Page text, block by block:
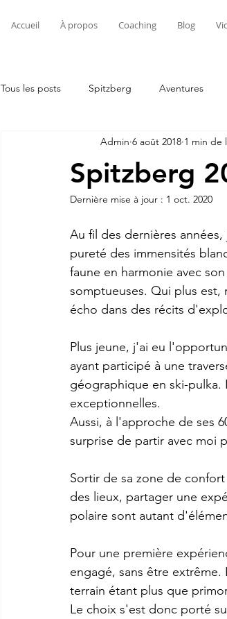
Accueil À propos Coaching Blog
Tous les posts Spitzberg Aventures
Spitzberg
Admin 6 août 2018 1 min de
Dernière mise à jour : 1 oct. 2020
Au fil des dernières
pureté des immensités
faune en harmonie avec
somptueuses. Qui plus
écho dans des récits
Plus jeune, j'ai eu
ayant participé à une
géographique en ski-pulka.
exceptionnelles.
Aussi, à l'approche de ses
surprise de partir avec moi
Sortir de sa zone de
des lieux, partager une
polaire sont autant
Pour une première
engagé, sans être
terrain étant plus que
Le choix s'est donc porté